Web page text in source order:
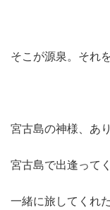
そこが源泉。それ
宮古島の神様、あ
宮古島で出逢って
一緒に旅してくれ